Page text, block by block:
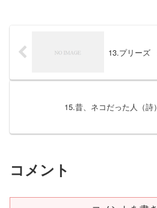
13.プリーズ
15.昔、ネコだった人（詩）
コメント